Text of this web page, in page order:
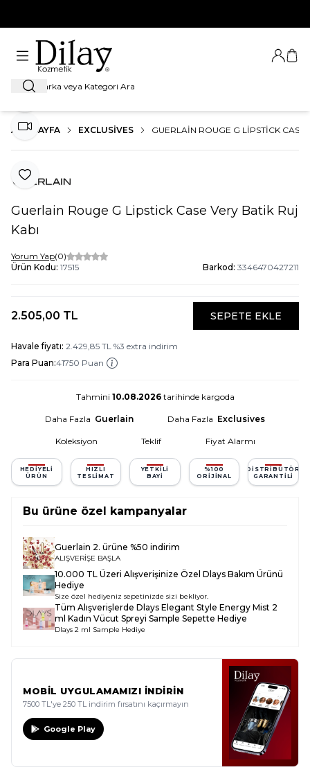
Ara
Giriş
ANA SAYFA EXCLUSIVES GUERLAIN ROUGE G LIPSTICK CASE
Favoriye Ekle
Video İzle
Guerlain Rouge G Lipstick Case Very Batik Ruj
Kabı
Yorum Yap(0)
Ürün Kodu: 17515 Barkod: 3346470427211
2.505,00 TL SEPETE EKLE
Havale fiyatı: 2.429,85 TL %3 extra indirim
Para Puan:41750 Puan
Tahmini 10.08.2026tarihinde kargoda
Daha Fazla Guerlain Daha Fazla Exclusives
Koleksiyon Teklif Fiyat Alarmı
HEDIYELI
ÜRÜN
HIZLI
TESLIMAT
YETKILI
BAYI
%100
ORIJINAL
DISTRIBÜTÖR
GARANTILI
Bu ürüne özel kampanyalar
Guerlain 2. ürüne %50 indirim
ALIŞVERİŞE BAŞLA
10.000 TL Üzeri Alışverişinize Özel Dlays Bakım Ürünü
Hediye
Size özel hediyeniz sepetinizde sizi bekliyor.
Tüm Alışverişlerde Dlays Elegant Style Energy Mist 2
ml Kadın Vücut Spreyi Sample Sepette Hediye
Dlays 2 ml Sample Hediye
MOBİL UYGULAMAMIZI İNDİRİN
7500 TL'ye 250 TL indirim fırsatını kaçırmayın
Google Play